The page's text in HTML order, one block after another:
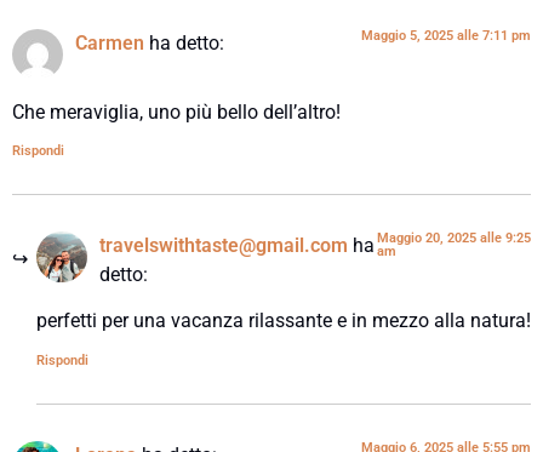
Carmen ha detto: Maggio 5, 2025 alle 7:11 pm
Che meraviglia, uno più bello dell’altro!
Rispondi
travelswithtaste@gmail.com ha
detto:
Maggio 20, 2025 alle 9:25
am
perfetti per una vacanza rilassante e in mezzo alla natura!
Rispondi
Maggio 6, 2025 alle 5:55 pm